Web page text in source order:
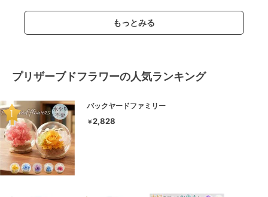
もっとみる
プリザーブドフラワーの人気ランキング
バックヤードファミリー
￥2,828